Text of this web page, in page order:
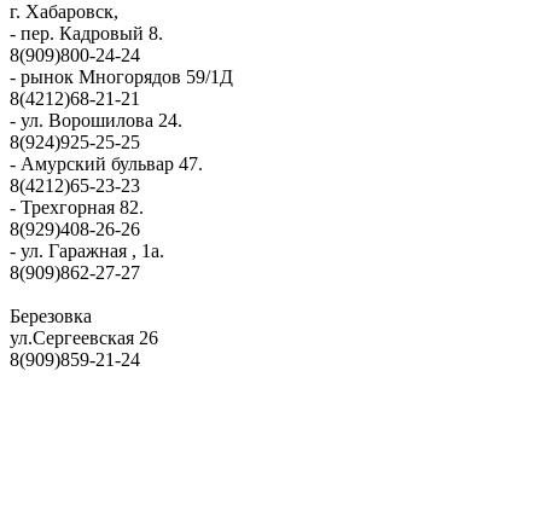
г. Хабаровск,
- пер. Кадровый 8.
8(909)800-24-24
- рынок Многорядов 59/1Д
8(4212)68-21-21
- ул. Ворошилова 24.
8(924)925-25-25
- Амурский бульвар 47.
8(4212)65-23-23
- Трехгорная 82.
8(929)408-26-26
- ул. Гаражная , 1а.
8(909)862-27-27
Березовка
ул.Сергеевская 26
8(909)859-21-24